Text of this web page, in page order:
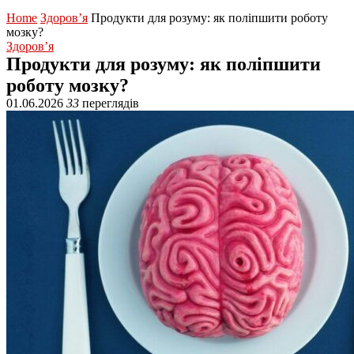
Home Здоров’я Продукти для розуму: як поліпшити роботу
мозку?
Здоров’я
Продукти для розуму: як поліпшити
роботу мозку?
01.06.2026 33 переглядів